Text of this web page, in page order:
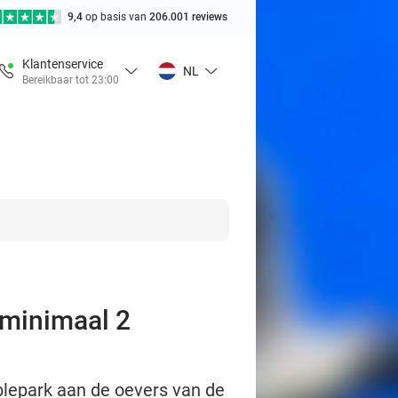
9,4 op basis van 206.001 reviews
Klantenservice
Bereikbaar tot 23:00
NL
2
aan de oevers van de